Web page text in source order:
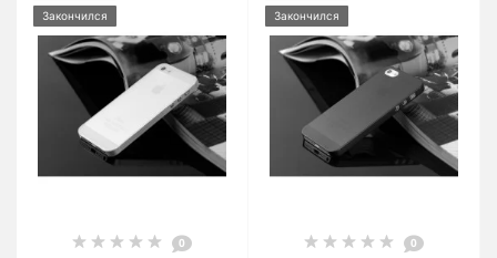
Закончился
0
Закончился
0